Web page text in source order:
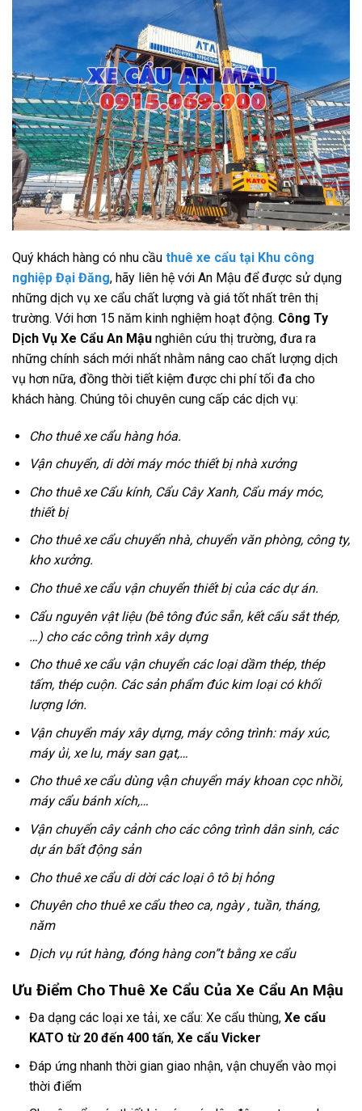
Quý khách hàng có nhu cầu thuê xe cẩu tại Khu công
nghiệp Đại Đăng, hãy liên hệ với An Mậu để được sử dụng
những dịch vụ xe cẩu chất lượng và giá tốt nhất trên thị
trường. Với hơn 15 năm kinh nghiệm hoạt động. Công Ty
Dịch Vụ Xe Cẩu An Mậu nghiên cứu thị trường, đưa ra
những chính sách mới nhất nhằm nâng cao chất lượng dịch
vụ hơn nữa, đồng thời tiết kiệm được chi phí tối đa cho
khách hàng. Chúng tôi chuyên cung cấp các dịch vụ:
Cho thuê xe cẩu hàng hóa.
Vận chuyển, di dời máy móc thiết bị nhà xưởng
Cho thuê xe Cẩu kính, Cẩu Cây Xanh, Cẩu máy móc,
thiết bị
Cho thuê xe cẩu chuyển nhà, chuyển văn phòng, công ty,
kho xưởng.
Cho thuê xe cẩu vận chuyển thiết bị của các dự án.
Cẩu nguyên vật liệu (bê tông đúc sẵn, kết cấu sắt thép,
…) cho các công trình xây dựng
Cho thuê xe cẩu vận chuyển các loại dầm thép, thép
tấm, thép cuộn. Các sản phẩm đúc kim loại có khối
lượng lớn.
Vận chuyển máy xây dựng, máy công trình: máy xúc,
máy ủi, xe lu, máy san gạt,…
Cho thuê xe cẩu dùng vận chuyển máy khoan cọc nhồi,
máy cẩu bánh xích,…
Vận chuyển cây cảnh cho các công trình dân sinh, các
dự án bất động sản
Cho thuê xe cẩu di dời các loại ô tô bị hỏng
Chuyên cho thuê xe cẩu theo ca, ngày , tuần, tháng,
năm
Dịch vụ rút hàng, đóng hàng con”t bằng xe cẩu
Ưu Điểm Cho Thuê Xe Cẩu Của Xe Cẩu An Mậu
Đa dạng các loại xe tải, xe cẩu: Xe cẩu thùng, Xe cẩu
KATO từ 20 đến 400 tấn, Xe cẩu Vicker
Đáp ứng nhanh thời gian giao nhận, vận chuyển vào mọi
thời điểm